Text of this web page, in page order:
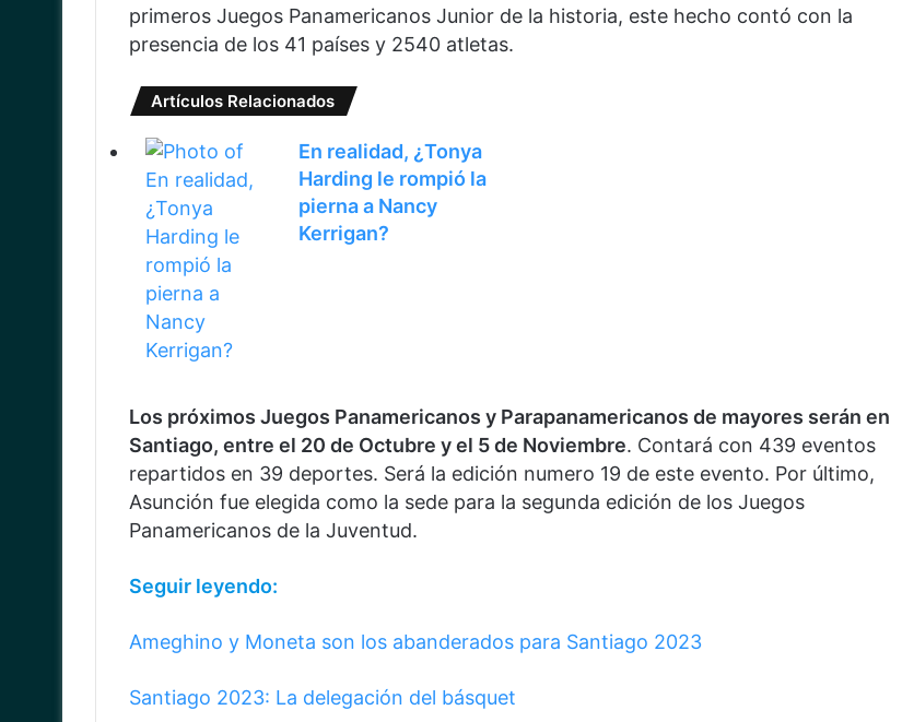
primeros Juegos Panamericanos Junior de la historia, este hecho contó con la
presencia de los 41 países y 2540 atletas.
Artículos Relacionados
En realidad, ¿Tonya
Harding le rompió la
pierna a Nancy
Kerrigan?
Los próximos Juegos Panamericanos y Parapanamericanos de mayores serán en
Santiago, entre el 20 de Octubre y el 5 de Noviembre. Contará con 439 eventos
repartidos en 39 deportes. Será la edición numero 19 de este evento. Por último,
Asunción fue elegida como la sede para la segunda edición de los Juegos
Panamericanos de la Juventud.
Seguir leyendo:
Ameghino y Moneta son los abanderados para Santiago 2023
Santiago 2023: La delegación del básquet